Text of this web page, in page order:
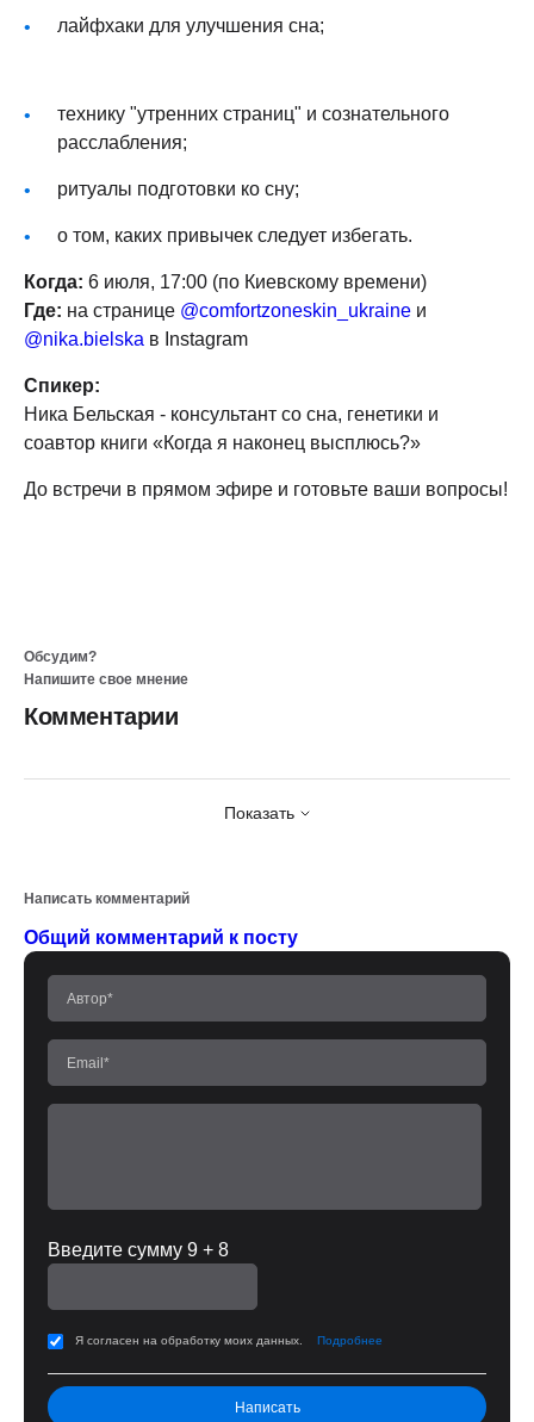
лайфхаки для улучшения сна;
технику "утренних страниц" и сознательного
расслабления;
ритуалы подготовки ко сну;
о том, каких привычек следует избегать.
Когда: 6 июля, 17:00 (по Киевскому времени)
Где: на странице @comfortzoneskin_ukraine и
@nika.bielska в Instagram
Спикер:
Ника Бельская - консультант со сна, генетики и
соавтор книги «Когда я наконец высплюсь?»
До встречи в прямом эфире и готовьте ваши вопросы!
Обсудим?
Напишите свое мнение
Комментарии
Показать
Написать комментарий
Общий комментарий к посту
Введите сумму 9 + 8
Я согласен на обработку моих данных. Подробнее